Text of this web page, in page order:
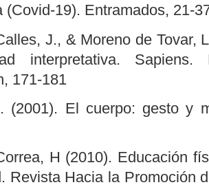
(Covid-19). Entramados, 21-
J., & Moreno de Tovar,
interpretativa. Sapiens.
171-181
(2001). El cuerpo: gesto y
H (2010). Educación
Revista Hacia la Promoción